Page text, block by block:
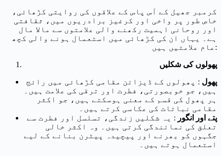
کرمبر جھیل کے آس پاس کے علاقوں کی روایتی کڑھائی،
خاص طور پر واخی اور کرغیز برادریوں میں، ثقافتی
اور روحانی اہمیت رکھنے والی علامتوں سے مالا مال
ہے۔ یہاں ان کی کڑھائی میں استعمال ہونے والی کچھ
عام علامتیں ہیں:
پھولوں کی شکلیں
پھول : پھولوں کے ڈیزائن مقامی کڑھائی میں رائج
ہیں، جو خوبصورتی، فطرت اور ترقی کی علامت ہیں۔
ہر پھول کی قسم کے معنی ہوسکتے ہیں، جو اکثر
مقامی نباتات کی عکاسی کرتے ہیں۔
پتے اور انگور : یہ شکلیں زندگی، تسلسل اور فطرت سے
تعلق کی نمائندگی کرتی ہیں۔ وہ اکثر خالی
جگہوں کو بھرنے اور پیچیدہ پیٹرن بنانے کے لیے
استعمال ہوتے ہیں۔